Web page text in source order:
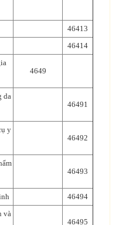
46413
46414
4649
da
46491
y
46492
46493
46494
và
46495